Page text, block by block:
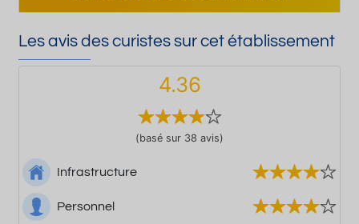
Les avis des curistes sur cet établissement
4.36
(basé sur 38 avis)
Infrastructure
Personnel